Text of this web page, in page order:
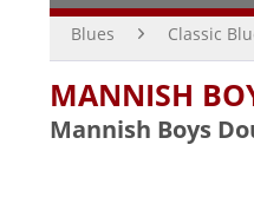
Blues Classic
MANNISH
Mannish Boys